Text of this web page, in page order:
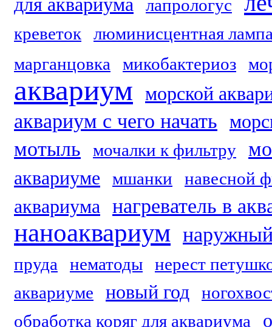
для аквариума лапрологус
креветок
люминисцентная
марганцовка
микобактериоз
аквариум морской
аквариум с чего начать
мотыль мочалки к фильтру
аквариуме мшанки навесной
аквариума нагреватель в
наноаквариум
пруда нематоды
нерест
аквариуме
новый год
обработка коряг для аквариума